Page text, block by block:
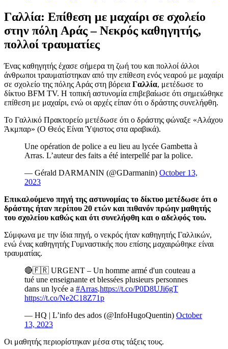
Γαλλία: Eπίθεση με μαχαίρι σε σχολείο
στην πόλη Αράς – Νεκρός καθηγητής,
πολλοί τραυματίες
Ένας καθηγητής έχασε σήμερα τη ζωή του και πολλοί άλλοι
άνθρωποι τραυματίστηκαν από την επίθεση ενός νεαρού με μαχαίρι
σε σχολείο της πόλης Αράς στη βόρεια Γαλλία, μετέδωσε το
δίκτυο BFM TV. Η τοπική αστυνομία επιβεβαίωσε ότι σημειώθηκε
επίθεση με μαχαίρι, ενώ οι αρχές είπαν ότι ο δράστης συνελήφθη.
Το Γαλλικό Πρακτορείο μετέδωσε ότι ο δράστης φώναξε «Αλάχου
Άκμπαρ» (Ο Θεός Είναι Ύψιστος στα αραβικά).
Une opération de police a eu lieu au lycée Gambetta à
Arras. L’auteur des faits a été interpellé par la police.
— Gérald DARMANIN (@GDarmanin) October 13,
2023
Επικαλούμενο πηγή της αστυνομίας το δίκτυο μετέδωσε ότι ο
δράστης ήταν περίπου 20 ετών και πιθανόν πρώην μαθητής
του σχολείου καθώς και ότι συνελήφθη και ο αδελφός του.
Σύμφωνα με την ίδια πηγή, ο νεκρός ήταν καθηγητής Γαλλικών,
ενώ ένας καθηγητής Γυμναστικής που επίσης μαχαιρώθηκε είναι
τραυματίας.
🔴🇫🇷 URGENT – Un homme armé d'un couteau a
tué une enseignante et blessées plusieurs personnes
dans un lycée a #Arras.https://t.co/P0D8UJi6gT
https://t.co/Ne2C18Z71p
— HQ | L’info des ados (@InfoHugoQuentin) October
13, 2023
Οι μαθητής περιορίστηκαν μέσα στις τάξεις τους.